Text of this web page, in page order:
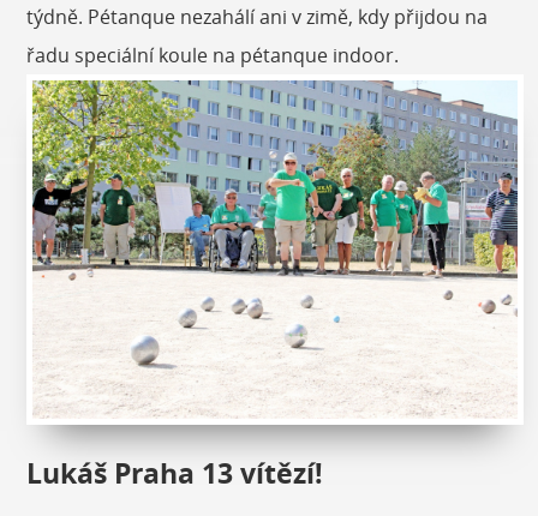
týdně. Pétanque nezahálí ani v zimě, kdy přijdou na
řadu speciální koule na pétanque indoor.
Lukáš Praha 13 vítězí!